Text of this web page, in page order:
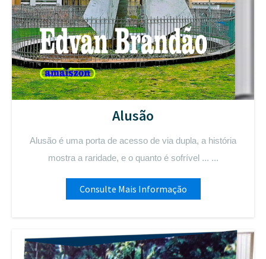
Alusão
Alusão é uma porta de acesso de via dupla, a história
mostra a raridade, e o quanto é sofrível ... ...
Consulte Mais Informação